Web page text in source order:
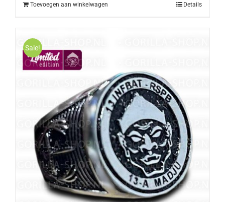
Toevoegen aan winkelwagen Details
Sale!